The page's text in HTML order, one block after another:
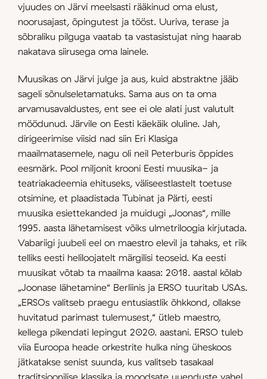
vjuudes on Järvi meelsasti rääkinud oma elust,
noorusajast, õpingutest ja tööst. Uuriva, terase ja
sõbraliku pilguga vaatab ta vastasistujat ning haarab
nakatava siirusega oma lainele.
Muusikas on Järvi julge ja aus, kuid abstraktne jääb
sageli sõnulseletamatuks. Sama aus on ta oma
arvamusavaldustes, ent see ei ole alati just valutult
möödunud. Järvile on Eesti käekäik oluline. Jah,
dirigeerimise viisid nad siin Eri Klasiga
maailmatasemele, nagu oli neil Peterburis õppides
eesmärk. Pool miljonit krooni Eesti muusika- ja
teatriakadeemia ehituseks, väliseestlastelt toetuse
otsimine, et plaadistada Tubinat ja Pärti, eesti
muusika esiettekanded ja muidugi „Joonas“, mille
1995. aasta lähetamisest võiks ulmetriloogia kirjutada.
Vabariigi juubeli eel on maestro elevil ja tahaks, et riik
telliks eesti heliloojatelt märgilisi teoseid. Ka eesti
muusikat võtab ta maailma kaasa: 2018. aastal kõlab
„Joonase lähetamine“ Berliinis ja ERSO tuuritab USAs.
„ERSOs valitseb praegu entusiastlik õhkkond, ollakse
huvitatud parimast tulemusest,“ ütleb maestro,
kellega pikendati lepingut 2020. aastani. ERSO tuleb
viia Euroopa heade orkestrite hulka ning üheskoos
jätkatakse senist suunda, kus valitseb tasakaal